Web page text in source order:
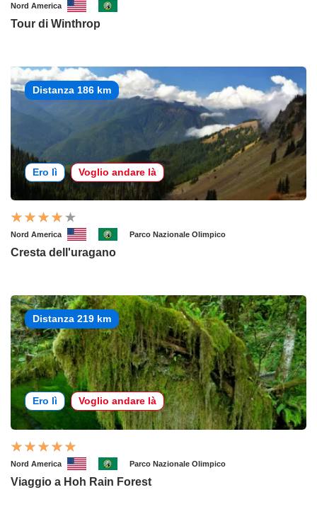
Nord America
Tour di Winthrop
Distanza 186 km
Ero lì Voglio andare là
Nord America Parco Nazionale Olimpico
Cresta dell'uragano
Distanza 219 km
Ero lì Voglio andare là
Nord America Parco Nazionale Olimpico
Viaggio a Hoh Rain Forest